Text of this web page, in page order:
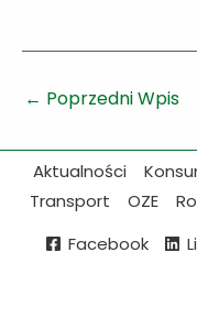
← Poprzedni Wpis
Aktualności
Transport
OZE
Facebook